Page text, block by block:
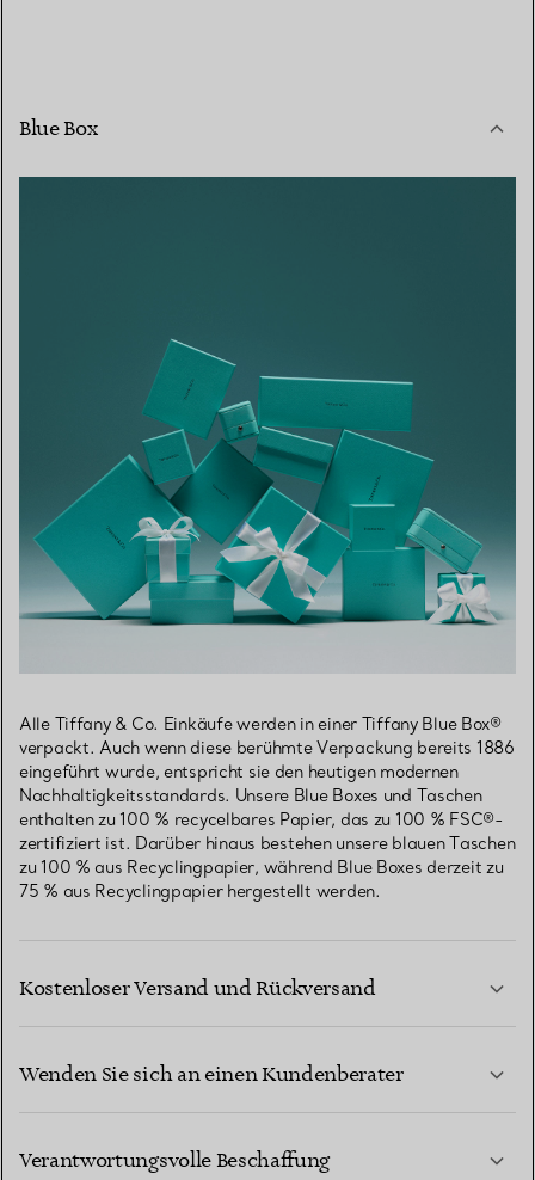
Blue Box
Alle Tiffany & Co. Einkäufe werden in einer Tiffany Blue Box®
verpackt. Auch wenn diese berühmte Verpackung bereits 1886
eingeführt wurde, entspricht sie den heutigen modernen
Nachhaltigkeitsstandards. Unsere Blue Boxes und Taschen
enthalten zu 100 % recycelbares Papier, das zu 100 % FSC®-
zertifiziert ist. Darüber hinaus bestehen unsere blauen Taschen
zu 100 % aus Recyclingpapier, während Blue Boxes derzeit zu
75 % aus Recyclingpapier hergestellt werden.
Kostenloser Versand und Rückversand
Wenden Sie sich an einen Kundenberater
Verantwortungsvolle Beschaffung